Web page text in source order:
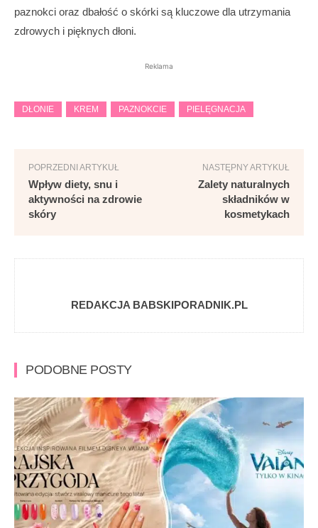
paznokci oraz dbałość o skórki są kluczowe dla utrzymania
zdrowych i pięknych dłoni.
Reklama
DŁONIE KREM PAZNOKCIE PIELĘGNACJA
POPRZEDNI ARTYKUŁ
Wpływ diety, snu i
aktywności na zdrowie
skóry
NASTĘPNY ARTYKUŁ
Zalety naturalnych
składników w
kosmetykach
REDAKCJA BABSKIPORADNIK.PL
PODOBNE POSTY